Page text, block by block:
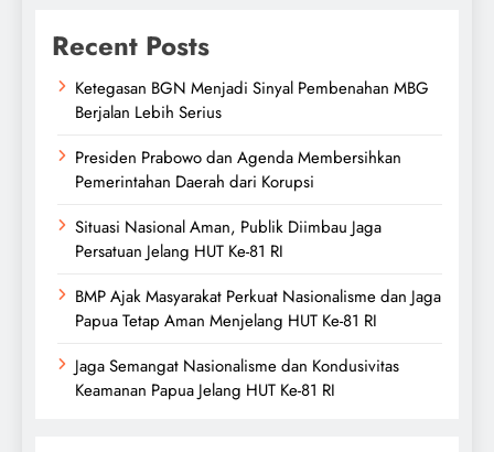
Recent Posts
Ketegasan BGN Menjadi Sinyal Pembenahan MBG
Berjalan Lebih Serius
Presiden Prabowo dan Agenda Membersihkan
Pemerintahan Daerah dari Korupsi
Situasi Nasional Aman, Publik Diimbau Jaga
Persatuan Jelang HUT Ke-81 RI
BMP Ajak Masyarakat Perkuat Nasionalisme dan Jaga
Papua Tetap Aman Menjelang HUT Ke-81 RI
Jaga Semangat Nasionalisme dan Kondusivitas
Keamanan Papua Jelang HUT Ke-81 RI